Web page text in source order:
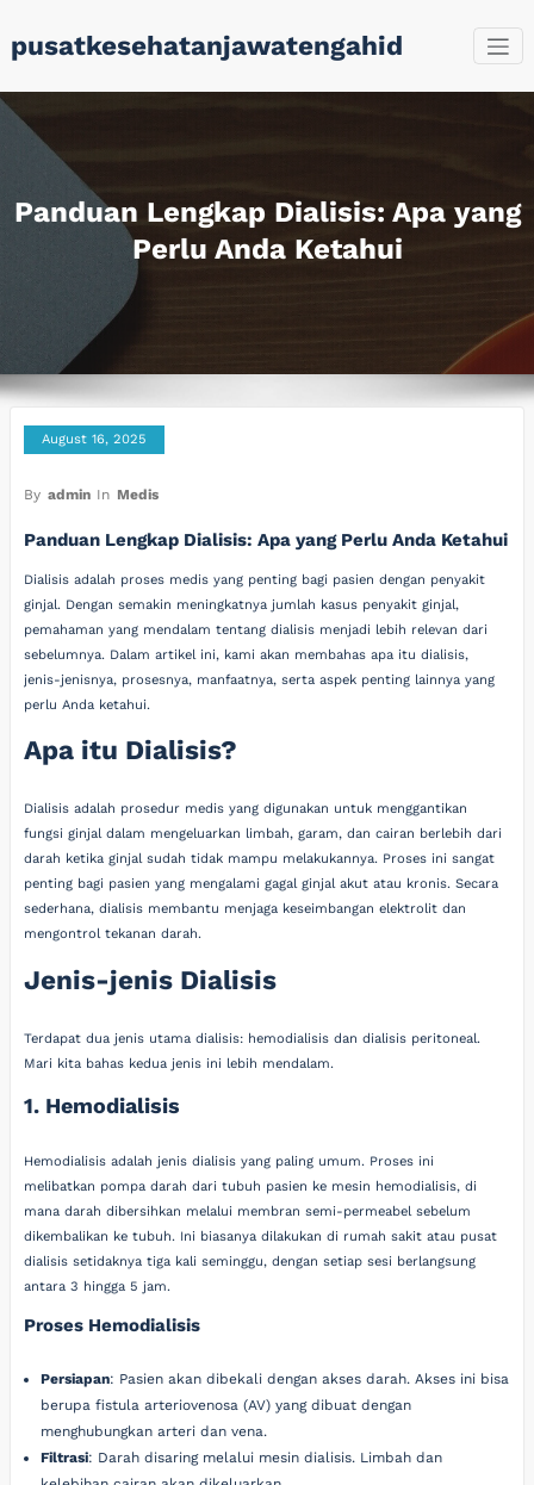
to
content
pusatkesehatanjawatengahid
Panduan Lengkap Dialisis: Apa yang
Perlu Anda Ketahui
August 16, 2025
By admin In Medis
Panduan Lengkap Dialisis: Apa yang Perlu Anda Ketahui
Dialisis adalah proses medis yang penting bagi pasien dengan penyakit
ginjal. Dengan semakin meningkatnya jumlah kasus penyakit ginjal,
pemahaman yang mendalam tentang dialisis menjadi lebih relevan dari
sebelumnya. Dalam artikel ini, kami akan membahas apa itu dialisis,
jenis-jenisnya, prosesnya, manfaatnya, serta aspek penting lainnya yang
perlu Anda ketahui.
Apa itu Dialisis?
Dialisis adalah prosedur medis yang digunakan untuk menggantikan
fungsi ginjal dalam mengeluarkan limbah, garam, dan cairan berlebih dari
darah ketika ginjal sudah tidak mampu melakukannya. Proses ini sangat
penting bagi pasien yang mengalami gagal ginjal akut atau kronis. Secara
sederhana, dialisis membantu menjaga keseimbangan elektrolit dan
mengontrol tekanan darah.
Jenis-jenis Dialisis
Terdapat dua jenis utama dialisis: hemodialisis dan dialisis peritoneal.
Mari kita bahas kedua jenis ini lebih mendalam.
1. Hemodialisis
Hemodialisis adalah jenis dialisis yang paling umum. Proses ini
melibatkan pompa darah dari tubuh pasien ke mesin hemodialisis, di
mana darah dibersihkan melalui membran semi-permeabel sebelum
dikembalikan ke tubuh. Ini biasanya dilakukan di rumah sakit atau pusat
dialisis setidaknya tiga kali seminggu, dengan setiap sesi berlangsung
antara 3 hingga 5 jam.
Proses Hemodialisis
Persiapan: Pasien akan dibekali dengan akses darah. Akses ini bisa
berupa fistula arteriovenosa (AV) yang dibuat dengan
menghubungkan arteri dan vena.
Filtrasi: Darah disaring melalui mesin dialisis. Limbah dan